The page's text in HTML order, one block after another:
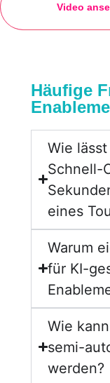
Video
Häufige
Wie
Schnell-
eines
Warum
für KI-
Wie
semi-
werden?